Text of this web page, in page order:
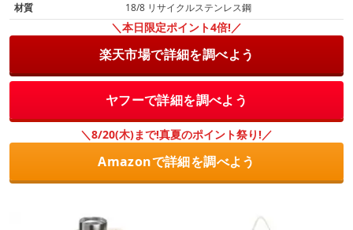
材質 18/8 リサイクルステンレス鋼
＼本日限定ポイント4倍!／
楽天市場で詳細を調べよう
ヤフーで詳細を調べよう
＼8/20(木)まで!真夏のポイント祭り!／
Amazonで詳細を調べよう